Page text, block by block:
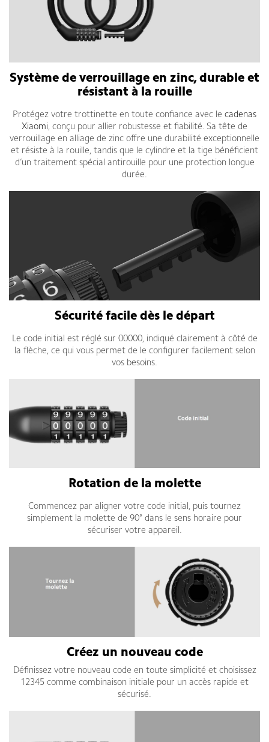
Système de verrouillage en zinc, durable et
résistant à la rouille
Protégez votre trottinette en toute confiance avec le cadenas
Xiaomi, conçu pour allier robustesse et fiabilité. Sa tête de
verrouillage en alliage de zinc offre une durabilité exceptionnelle
et résiste à la rouille, tandis que le cylindre et la tige bénéficient
d’un traitement spécial antirouille pour une protection longue
durée.
Sécurité facile dès le départ
Le code initial est réglé sur 00000, indiqué clairement à côté de
la flèche, ce qui vous permet de le configurer facilement selon
vos besoins.
Rotation de la molette
Commencez par aligner votre code initial, puis tournez
simplement la molette de 90° dans le sens horaire pour
sécuriser votre appareil.
Créez un nouveau code
Définissez votre nouveau code en toute simplicité et choisissez
12345 comme combinaison initiale pour un accès rapide et
sécurisé.